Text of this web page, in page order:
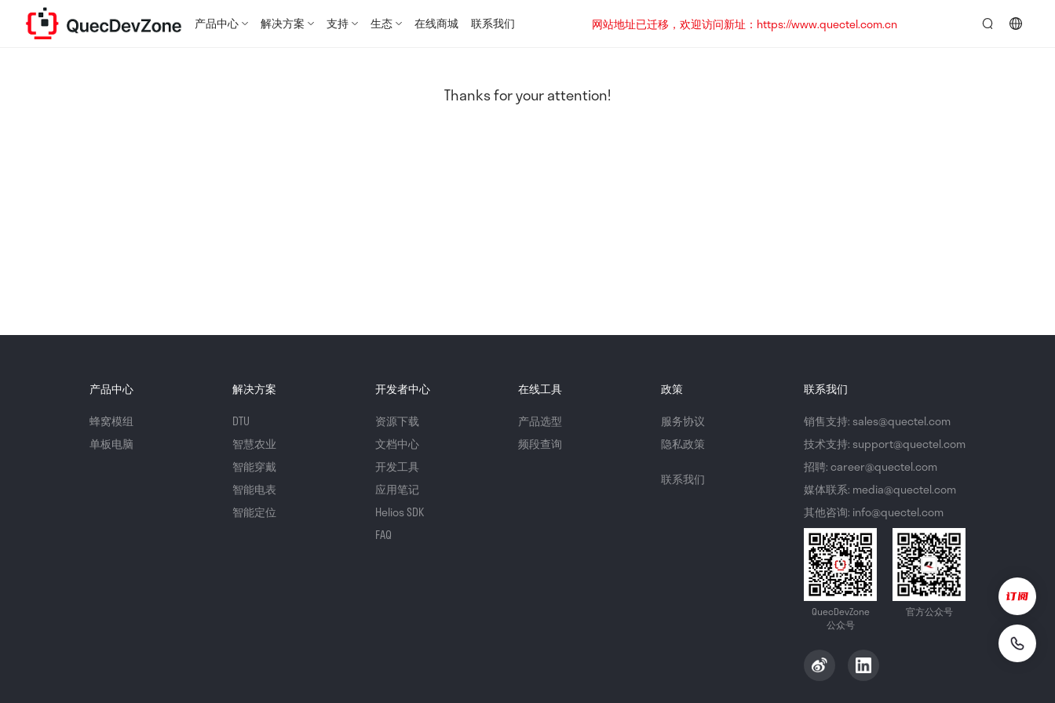
产品中心 解决方案 支持 生态 在线商城 联系我们
网站地址已迁移，欢迎访问新址：https://www.quectel.com.cn
Thanks for your attention!
产品中心
蜂窝模组
单板电脑
解决方案
DTU
智慧农业
智能穿戴
智能电表
智能定位
开发者中心
资源下载
文档中心
开发工具
应用笔记
Helios SDK
FAQ
在线工具
产品选型
频段查询
政策
服务协议
隐私政策
联系我们
联系我们
销售支持: sales@quectel.com
技术支持: support@quectel.com
招聘: career@quectel.com
媒体联系: media@quectel.com
其他咨询: info@quectel.com
QuecDevZone
公众号
官方公众号